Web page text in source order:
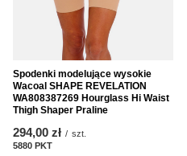
Spodenki modelujące wysokie
Wacoal SHAPE REVELATION
WA808387269 Hourglass Hi Waist
Thigh Shaper Praline
294,00 zł / szt.
5880 PKT